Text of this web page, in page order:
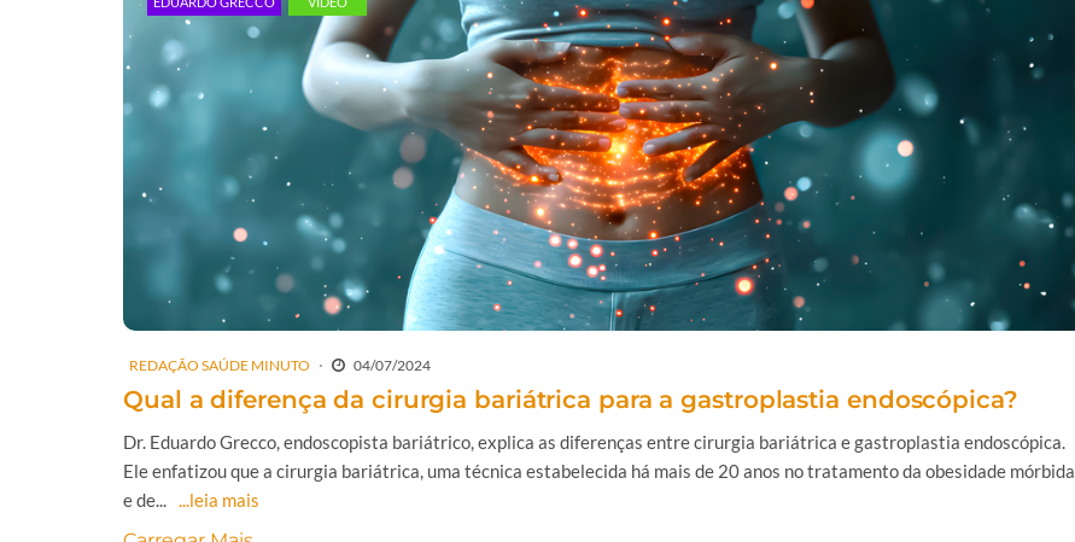
REDAÇÃO SAÚDE MINUTO 04/07/2024
Qual a diferença da cirurgia bariátrica para a gastroplastia endoscópica?
Dr. Eduardo Grecco, endoscopista bariátrico, explica as diferenças entre cirurgia bariátrica e gastroplastia endoscópica.
Ele enfatizou que a cirurgia bariátrica, uma técnica estabelecida há mais de 20 anos no tratamento da obesidade mórbida
e de... ...leia mais